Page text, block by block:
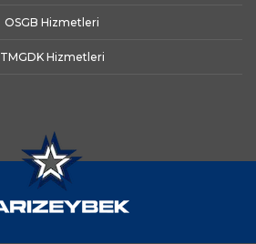
OSGB Hizmetleri
TMGDK Hizmetleri